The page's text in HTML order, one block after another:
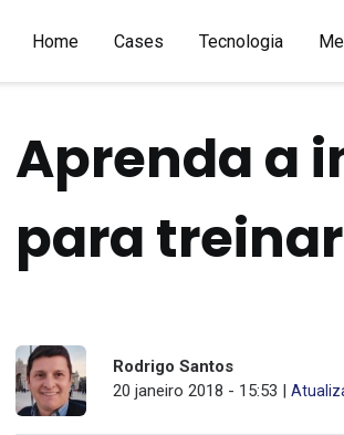
Home Cases Tecnologia
Aprenda a
para
Rodrigo Santos
20 janeiro 2018 - 15:53 |